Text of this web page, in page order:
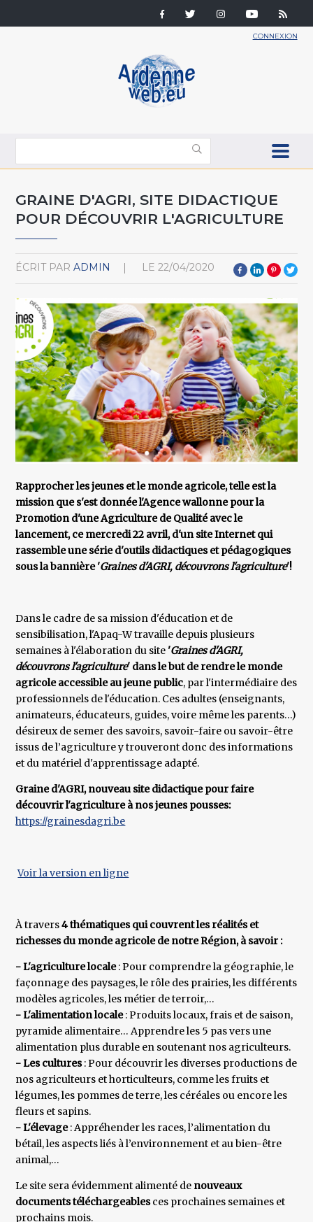
CONNEXION
GRAINE D'AGRI, SITE DIDACTIQUE
POUR DÉCOUVRIR L'AGRICULTURE
ÉCRIT PAR ADMIN LE 22/04/2020
Rapprocher les jeunes et le monde agricole, telle est la
mission que s'est donnée l'Agence wallonne pour la
Promotion d'une Agriculture de Qualité avec le
lancement, ce mercredi 22 avril, d'un site Internet qui
rassemble une série d'outils didactiques et pédagogiques
sous la bannière 'Graines d'AGRI, découvrons l'agriculture'!
Dans le cadre de sa mission d'éducation et de
sensibilisation, l'Apaq-W travaille depuis plusieurs
semaines à l'élaboration du site 'Graines d'AGRI,
découvrons l'agriculture' dans le but de rendre le monde
agricole accessible au jeune public, par l'intermédiaire des
professionnels de l'éducation. Ces adultes (enseignants,
animateurs, éducateurs, guides, voire même les parents…)
désireux de semer des savoirs, savoir-faire ou savoir-être
issus de l’agriculture y trouveront donc des informations
et du matériel d'apprentissage adapté.
Graine d'AGRI, nouveau site didactique pour faire
découvrir l'agriculture à nos jeunes pousses:
https://grainesdagri.be
Voir la version en ligne
À travers4 thématiques qui couvrent les réalités et
richesses du monde agricole de notre Région, à savoir :
- L'agriculture locale: Pour comprendre la géographie, le
façonnage des paysages, le rôle des prairies, les différents
modèles agricoles, les métier de terroir,…
- L'alimentation locale: Produits locaux, frais et de saison,
pyramide alimentaire… Apprendre les 5 pas vers une
alimentation plus durable en soutenant nos agriculteurs.
- Les cultures: Pour découvrir les diverses productions de
nos agriculteurs et horticulteurs, comme les fruits et
légumes, les pommes de terre, les céréales ou encore les
fleurs et sapins.
- L'élevage: Appréhender les races, l’alimentation du
bétail, les aspects liés à l’environnement et au bien-être
animal,…
Le site sera évidemment alimenté de nouveaux
documents téléchargeablesces prochaines semaines et
prochains mois.